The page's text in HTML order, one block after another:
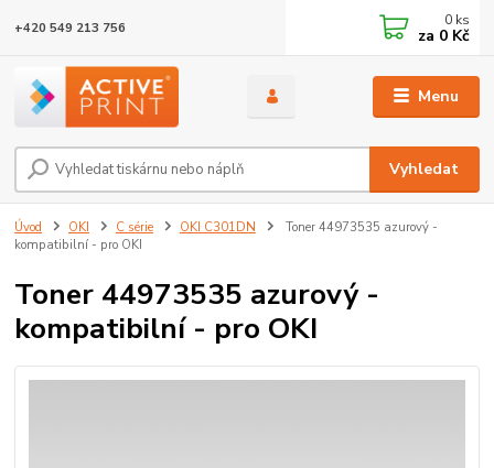
Menu
Vyhledat
+420 549 213 756 0 ks
za 0 Kč
Úvod OKI C série OKI C301DN
Toner 44973535 azurový -
kompatibilní - pro OKI
Toner 44973535 azurový -
kompatibilní - pro OKI